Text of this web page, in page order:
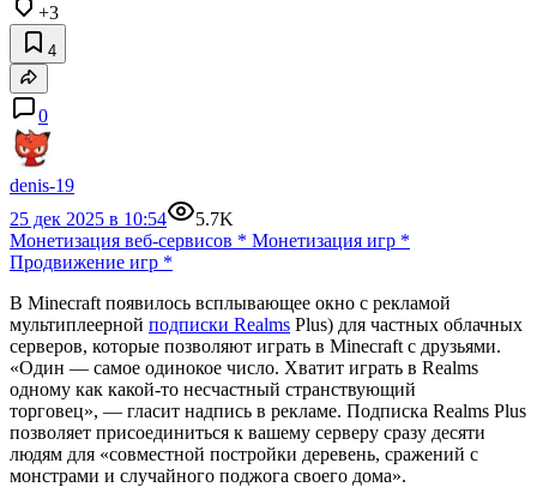
+3
4
0
denis-19
25 дек 2025 в 10:54
5.7K
Монетизация веб-сервисов * Монетизация игр *
Продвижение игр *
В Minecraft появилось всплывающее окно с рекламой
мультиплеерной подписки Realms Plus) для частных облачных
серверов, которые позволяют играть в Minecraft с друзьями.
«Один — самое одинокое число. Хватит играть в Realms
одному как какой‑то несчастный странствующий
торговец», — гласит надпись в рекламе. Подписка Realms Plus
позволяет присоединиться к вашему серверу сразу десяти
людям для «совместной постройки деревень, сражений с
монстрами и случайного поджога своего дома».